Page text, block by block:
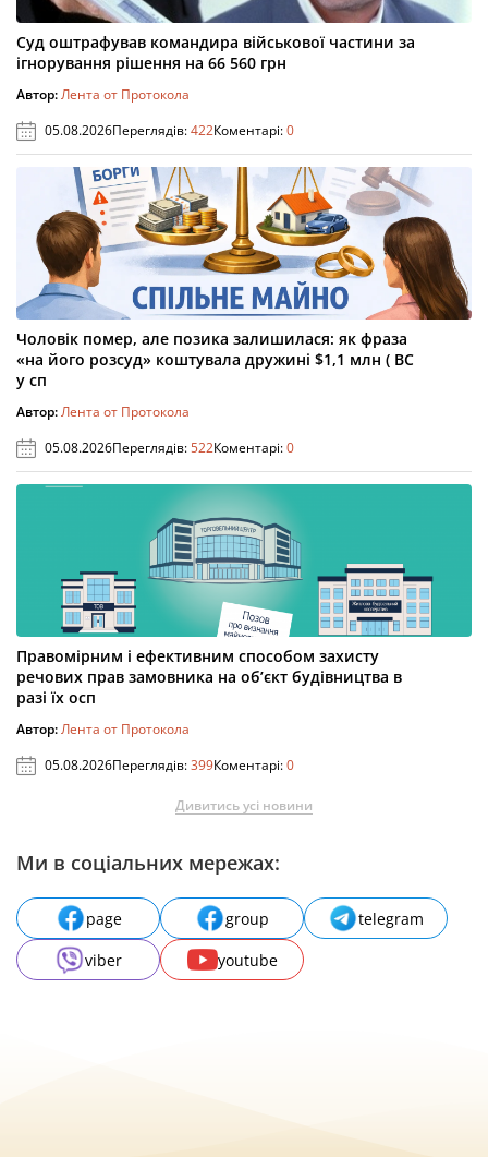
Суд оштрафував командира військової частини за
ігнорування рішення на 66 560 грн
Автор:Лента от Протокола
05.08.2026Переглядів:422Коментарі:0
Чоловік помер, але позика залишилася: як фраза
«на його розсуд» коштувала дружині $1,1 млн ( ВС
у сп
Автор:Лента от Протокола
05.08.2026Переглядів:522Коментарі:0
Правомірним і ефективним способом захисту
речових прав замовника на об’єкт будівництва в
разі їх осп
Автор:Лента от Протокола
05.08.2026Переглядів:399Коментарі:0
Дивитись усі новини
Ми в соціальних мережах:
page group
telegram
viber
youtube